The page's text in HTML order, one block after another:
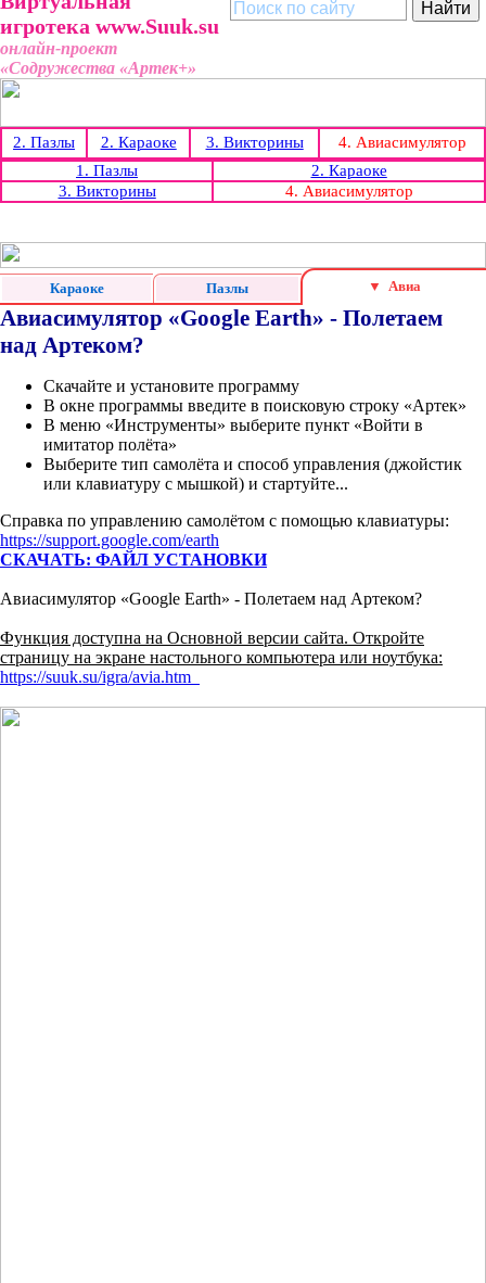
игротека www.Suuk.su
онлайн-проект
«Содружества «Артек+»
2. Пазлы 2. Караоке 3. Викторины
4. Авиасимулятор
1. Пазлы 2. Караоке
3. Викторины 4. Авиасимулятор
Караоке Пазлы ▼ Авиа
Авиасимулятор «Google Earth» - Полетаем
над Артеком?
Скачайте и установите программу
В окне программы введите в поисковую строку «Артек»
В меню «Инструменты» выберите пункт «Войти в
имитатор полёта»
Выберите тип самолёта и способ управления (джойстик
или клавиатуру с мышкой) и стартуйте...
Справка по управлению самолётом с помощью клавиатуры:
https://support.google.com/earth
СКАЧАТЬ: ФАЙЛ УСТАНОВКИ
Авиасимулятор «Google Earth» - Полетаем над Артеком?
Функция доступна на Основной версии сайта. Откройте
страницу на экране настольного компьютера или ноутбука:
https://suuk.su/igra/avia.htm